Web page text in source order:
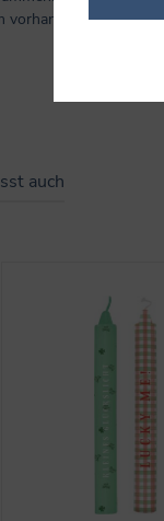
vorhandenen
auch